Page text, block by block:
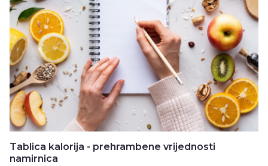
Tablica kalorija - prehrambene vrijednosti
namirnica